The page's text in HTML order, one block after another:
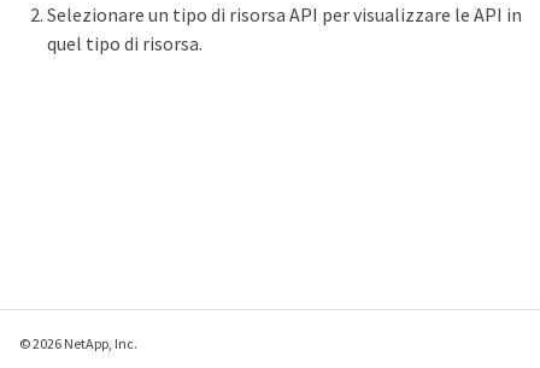
Selezionare un tipo di risorsa API per visualizzare le API in
quel tipo di risorsa.
© 2026 NetApp, Inc.